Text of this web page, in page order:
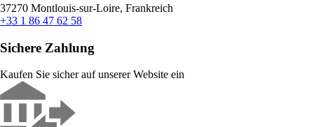
37270 Montlouis-sur-Loire, Frankreich
+33 1 86 47 62 58
Sichere Zahlung
Kaufen Sie sicher auf unserer Website ein